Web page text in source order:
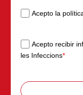
Acepto la
Acepto recibir
les Infeccions*